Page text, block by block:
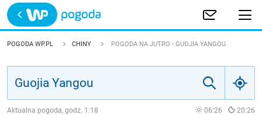
Trwa ładowanie
POLSKA
POGODA WP.PL CHINY POGODA NA JUTRO - GUOJIA YANGOU
Aktualna pogoda, godz. 1:18 06:26 20:26